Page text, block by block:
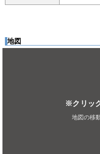
地図
※クリッ
地図の移